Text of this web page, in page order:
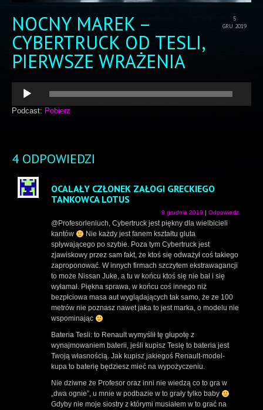
5
GRU 2019
NOCNY MAREK –
CYBERTRUCK OD TESLI,
PIERWSZE WRAŻENIA
Odtwarzacz
plików
dźwiękowych
Podcast: Pobierz
4 ODPOWIEDZI
OCALAŁY CZŁONEK ZAŁOGI GRECKIEGO
TANKOWCA LOTUS
9 grudnia 2019 Odpowiedz
@Profesorleniuch, Cybertruck jest piękny dla wielbicieli
kantów
Nie każdy jest fanem kształtu gluta
spływającego po szybie. Poza tym Cybertruck jest
zjawiskowy przez sam fakt, że ktoś się odważył coś takiego
zaproponować. W innych firmach szczytem ekstrawagancji
to może Nissan Juke, a tu w końcu ktoś się nie bał i się
wyłamał. Piękna sprawa, w końcu coś innego niż
bezpłciowa masa aut wyglądających tak samo, że ze 100
metrów nie poznasz nawet jaka to jest marka, o modelu nie
wspominając
Bateria Tesli: to Renault wymyślił tę głupotę z
wynajmowaniem baterii, jeśli kupisz Teslę to bateria jest
Twoją własnością. Jak kupisz jakiegoś Renault-model-
kupa to baterię będziesz mieć na wypożyczeniu.
Nie dziwne że Profesor oraz inni nie wiedzą co to gra w
„dwa ognie”, u mnie w podbazie w to grały tylko baby
Gdyby nie moje siostry z którymi musiałem w to grać na